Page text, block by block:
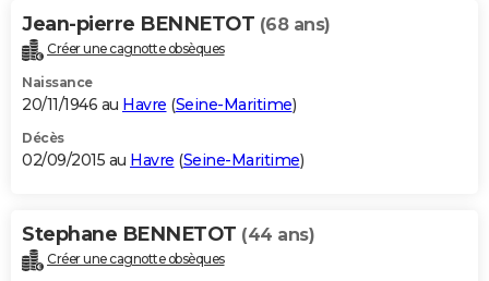
Jean-pierre BENNETOT (68 ans)
Créer une cagnotte obsèques
Naissance
20/11/1946 au Havre (Seine-Maritime)
Décès
02/09/2015 au Havre (Seine-Maritime)
Stephane BENNETOT (44 ans)
Créer une cagnotte obsèques